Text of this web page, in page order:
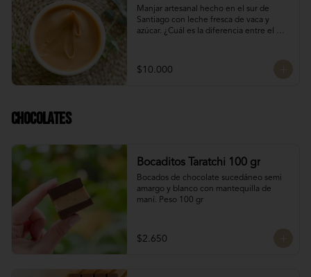
Manjar artesanal hecho en el sur de
Santiago con leche fresca de vaca y
azúcar. ¿Cuál es la diferencia entre el
El manjar tradicional, al tener mayor
tiempo de cocción tiene un sabor más
$10.000
Chocolates
Bocaditos Taratchi 100 gr
Bocados de chocolate sucedáneo semi
amargo y blanco con mantequilla de
maní. Peso 100 gr
$2.650